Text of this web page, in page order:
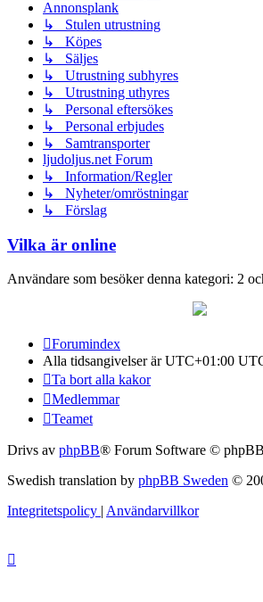
Annonsplank
↳ Stulen utrustning
↳ Köpes
↳ Säljes
↳ Utrustning subhyres
↳ Utrustning uthyres
↳ Personal eftersökes
↳ Personal erbjudes
↳ Samtransporter
ljudoljus.net Forum
↳ Information/Regler
↳ Nyheter/omröstningar
↳ Förslag
Vilka är online
Användare som besöker denna kategori: 2
Forumindex
Alla tidsangivelser är UTC+01:00
Ta bort alla kakor
Medlemmar
Teamet
Drivs av phpBB® Forum Software ©
Swedish translation by phpBB Sweden ©
Integritetspolicy | Användarvillkor